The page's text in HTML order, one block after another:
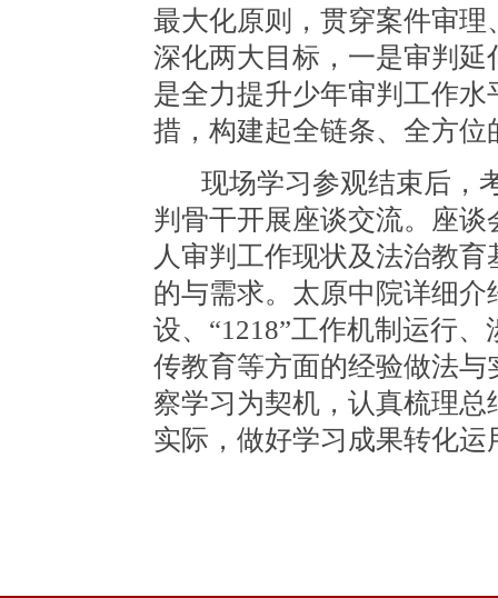
最大化原则，贯穿案件审理
深化两大目标，一是审判
是全力提升少年审判工作水
措，构建起全链条、全方
现场学习参观结束后，
判骨干开展座谈交流。座
人审判工作现状及法治教
的与需求。太原中院详细介
设、 “1218”工作机制运行
传教育等方面的经验做法
察学习为契机，认真梳理
实际，做好学习成果转化运